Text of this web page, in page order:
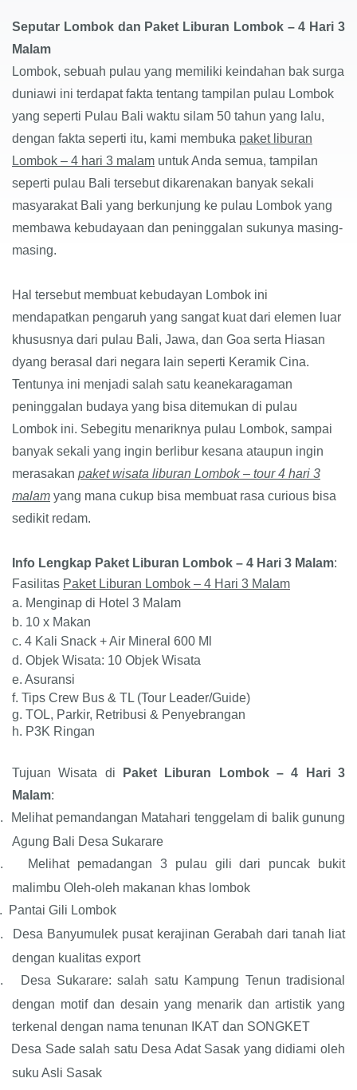
Seputar Lombok dan Paket Liburan Lombok – 4 Hari 3
Malam
Lombok, sebuah pulau yang memiliki keindahan bak surga
duniawi ini terdapatfakta tentang tampilan pulau Lombok
yang seperti Pulau Bali waktu silam 50 tahun yang lalu,
dengan fakta seperti itu, kami membuka paket liburan
Lombok – 4 hari 3 malam untuk Anda semua, tampilan
seperti pulau Bali tersebut dikarenakan banyak sekali
masyarakat Bali yang berkunjung ke pulau Lombok yang
membawa kebudayaan dan peninggalan sukunya masing-
masing.
Hal tersebut membuat kebudayan Lombok ini
mendapatkan pengaruh yang sangat kuat dari elemen luar
khususnya dari pulau Bali, Jawa, dan Goa serta Hiasan
dyang berasal dari negara lain seperti Keramik Cina.
Tentunya ini menjadi salah satu keanekaragaman
peninggalan budaya yang bisa ditemukan di pulau
Lombok ini. Sebegitu menariknya pulau Lombok, sampai
banyak sekali yang ingin berlibur kesana ataupun ingin
merasakan paket wisata liburan Lombok – tour 4 hari 3
malam yang mana cukup bisa membuat rasa curious bisa
sedikit redam.
Info Lengkap Paket Liburan Lombok – 4 Hari 3 Malam:
Fasilitas Paket Liburan Lombok – 4 Hari 3 Malam
a. Menginap di Hotel 3 Malam
b. 10 x Makan
c. 4 Kali Snack + Air Mineral 600 Ml
d. Objek Wisata: 10 Objek Wisata
e. Asuransi
f. Tips Crew Bus & TL (Tour Leader/Guide)
g. TOL, Parkir, Retribusi & Penyebrangan
h. P3K Ringan
Tujuan Wisata di Paket Liburan Lombok – 4 Hari 3
Malam:
Melihat pemandangan Matahari tenggelam di balik gunung
Agung Bali Desa Sukarare
Melihat pemadangan 3 pulau gili dari puncak bukit
malimbu Oleh-oleh makanan khas lombok
Pantai Gili Lombok
Desa Banyumulek pusat kerajinan Gerabah dari tanah liat
dengan kualitas export
Desa Sukarare: salah satu Kampung Tenun tradisional
dengan motif dan desain yang menarik dan artistik yang
terkenal dengan nama tenunan IKAT dan SONGKET
Desa Sade salah satu Desa Adat Sasak yang didiami oleh
suku Asli Sasak